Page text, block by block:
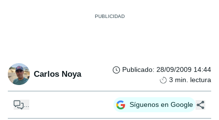
Carlos Noya Publicado: 28/09/2009 14:44
3 min. lectura
... Síguenos en Google